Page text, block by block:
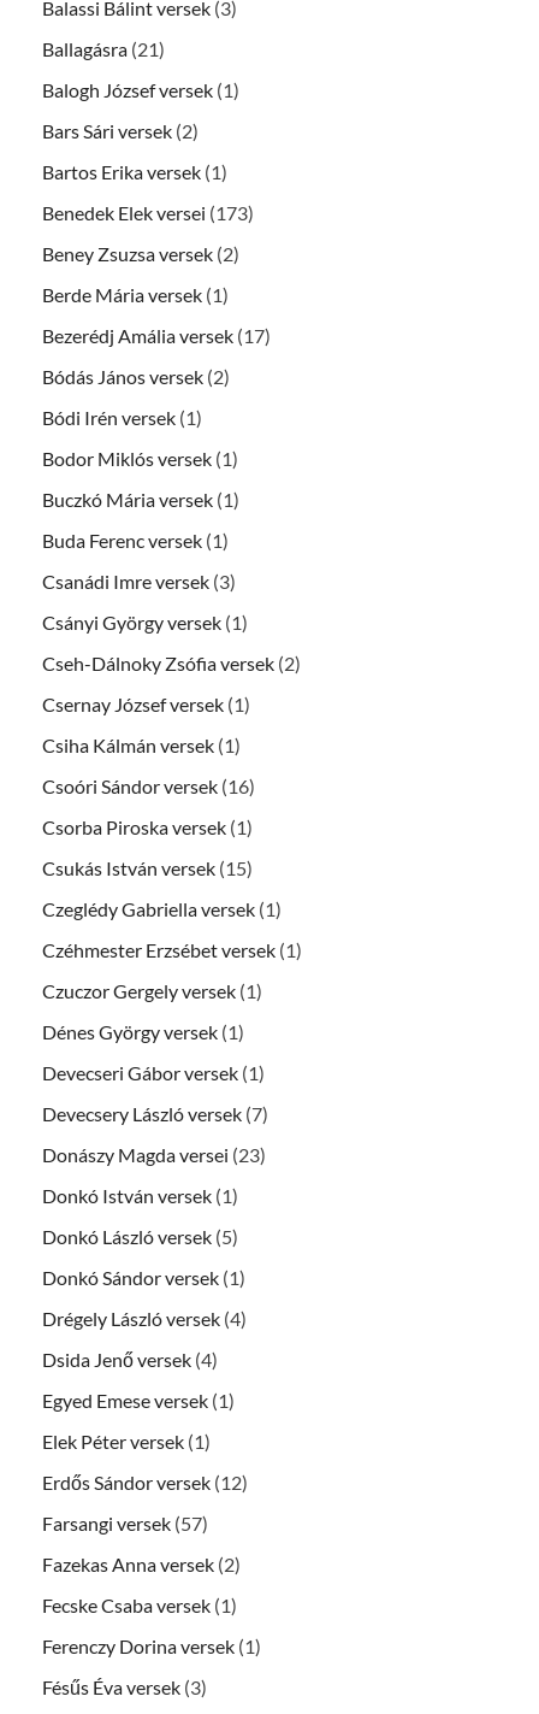
Balassi Bálint versek (3)
Ballagásra (21)
Balogh József versek (1)
Bars Sári versek (2)
Bartos Erika versek (1)
Benedek Elek versei (173)
Beney Zsuzsa versek (2)
Berde Mária versek (1)
Bezerédj Amália versek (17)
Bódás János versek (2)
Bódi Irén versek (1)
Bodor Miklós versek (1)
Buczkó Mária versek (1)
Buda Ferenc versek (1)
Csanádi Imre versek (3)
Csányi György versek (1)
Cseh-Dálnoky Zsófia versek (2)
Csernay József versek (1)
Csiha Kálmán versek (1)
Csoóri Sándor versek (16)
Csorba Piroska versek (1)
Csukás István versek (15)
Czeglédy Gabriella versek (1)
Czéhmester Erzsébet versek (1)
Czuczor Gergely versek (1)
Dénes György versek (1)
Devecseri Gábor versek (1)
Devecsery László versek (7)
Donászy Magda versei (23)
Donkó István versek (1)
Donkó László versek (5)
Donkó Sándor versek (1)
Drégely László versek (4)
Dsida Jenő versek (4)
Egyed Emese versek (1)
Elek Péter versek (1)
Erdős Sándor versek (12)
Farsangi versek (57)
Fazekas Anna versek (2)
Fecske Csaba versek (1)
Ferenczy Dorina versek (1)
Fésűs Éva versek (3)